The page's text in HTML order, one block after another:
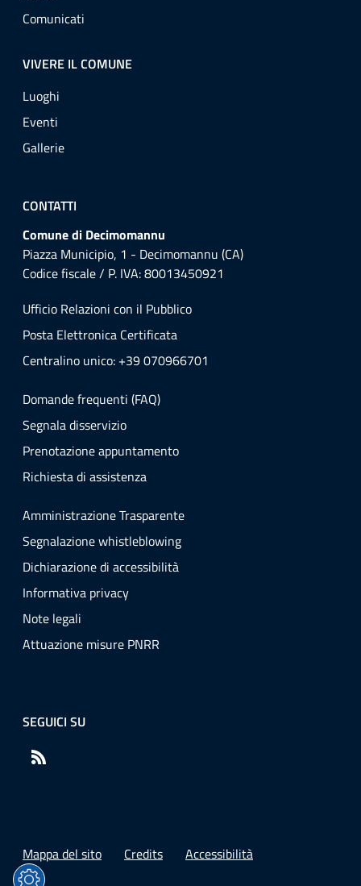
Comunicati
VIVERE IL COMUNE
Luoghi
Eventi
Gallerie
CONTATTI
Comune di Decimomannu
Piazza Municipio, 1 - Decimomannu (CA)
Codice fiscale / P. IVA: 80013450921
Ufficio Relazioni con il Pubblico
Posta Elettronica Certificata
Centralino unico: +39 070966701
Domande frequenti (FAQ)
Segnala disservizio
Prenotazione appuntamento
Richiesta di assistenza
Amministrazione Trasparente
Segnalazione whistleblowing
Dichiarazione di accessibilità
Informativa privacy
Note legali
Attuazione misure PNRR
SEGUICI SU
Mappa del sito Credits Accessibilità